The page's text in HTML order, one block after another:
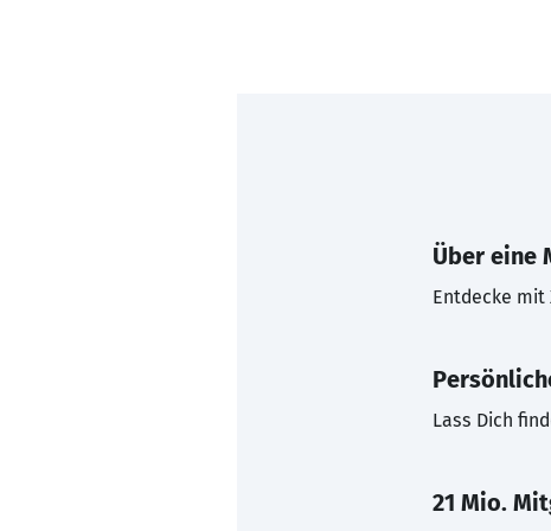
Über eine
Entdecke mit
Lass Dich
21 Mio.